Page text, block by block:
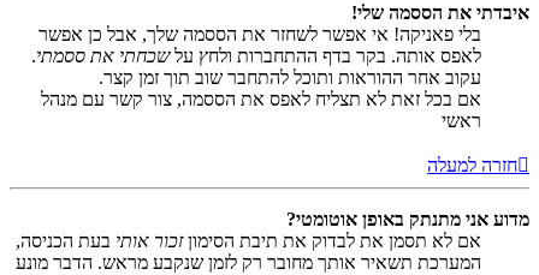
איבדתי את הססמה שלי!
בלי פאניקה! אי אפשר לשחזר את הססמה שלך, אבל כן אפשר
לאפס אותה. בקר בדף ההתחברות ולחץ עלשכחתי את ססמתי.
עקוב אחר ההוראות ותוכל להתחבר שוב תוך זמן קצר.
אם בכל זאת לא תצליח לאפס את הססמה, צור קשר עם מנהל
ראשי
חזרה למעלה
מדוע אני מתנתק באופן אוטומטי?
אם לא תסמן את לבדוק את תיבת הסימוןזכור אותי בעת הכניסה,
המערכת תשאיר אותך מחובר רק לזמן שנקבע מראש. הדבר מונע